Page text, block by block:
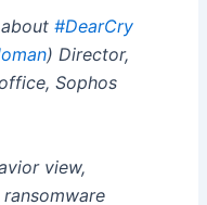
#DearCry
) Director,
Sophos
view,